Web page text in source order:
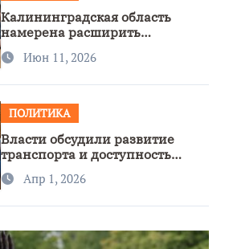
Калининградская область
намерена расширить
сотрудничество с Узбекистаном
Июн 11, 2026
ПОЛИТИКА
Власти обсудили развитие
транспорта и доступность
региона
Апр 1, 2026